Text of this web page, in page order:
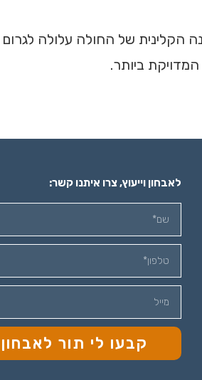
הקלינית של החולה עלולה לגרום
לאבחון וייעוץ, צרו איתנו קשר:
קבעו לי תור לאבחון